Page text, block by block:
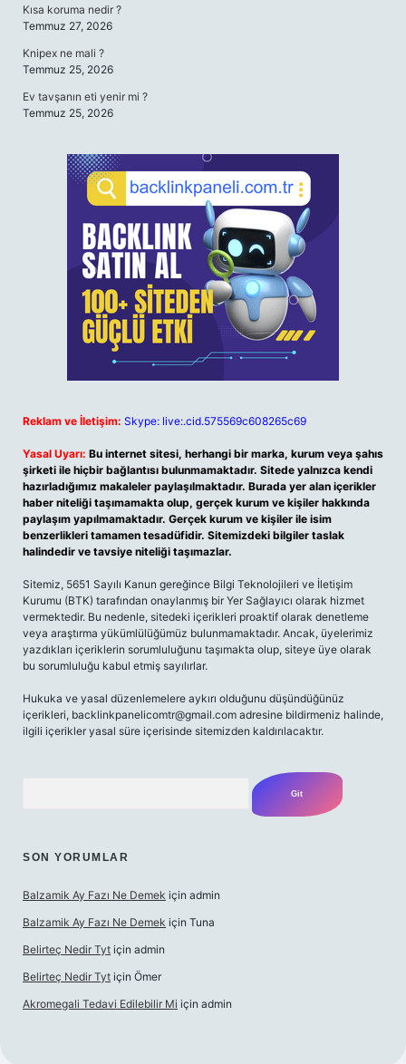
Kısa koruma nedir ?
Temmuz 27, 2026
Knipex ne mali ?
Temmuz 25, 2026
Ev tavşanın eti yenir mi ?
Temmuz 25, 2026
Reklam ve İletişim: Skype: live:.cid.575569c608265c69
Yasal Uyarı: Bu internet sitesi, herhangi bir marka, kurum veya şahıs
şirketi ile hiçbir bağlantısı bulunmamaktadır. Sitede yalnızca kendi
hazırladığımız makaleler paylaşılmaktadır. Burada yer alan içerikler
haber niteliği taşımamakta olup, gerçek kurum ve kişiler hakkında
paylaşım yapılmamaktadır. Gerçek kurum ve kişiler ile isim
benzerlikleri tamamen tesadüfidir. Sitemizdeki bilgiler taslak
halindedir ve tavsiye niteliği taşımazlar.
Sitemiz, 5651 Sayılı Kanun gereğince Bilgi Teknolojileri ve İletişim
Kurumu (BTK) tarafından onaylanmış bir Yer Sağlayıcı olarak hizmet
vermektedir. Bu nedenle, sitedeki içerikleri proaktif olarak denetleme
veya araştırma yükümlülüğümüz bulunmamaktadır. Ancak, üyelerimiz
yazdıkları içeriklerin sorumluluğunu taşımakta olup, siteye üye olarak
bu sorumluluğu kabul etmiş sayılırlar.
Hukuka ve yasal düzenlemelere aykırı olduğunu düşündüğünüz
içerikleri, backlinkpanelicomtr@gmail.com adresine bildirmeniz halinde,
ilgili içerikler yasal süre içerisinde sitemizden kaldırılacaktır.
SON YORUMLAR
Balzamik Ay Fazı Ne Demek için admin
Balzamik Ay Fazı Ne Demek için Tuna
Belirteç Nedir Tyt için admin
Belirteç Nedir Tyt için Ömer
Akromegali Tedavi Edilebilir Mi için admin